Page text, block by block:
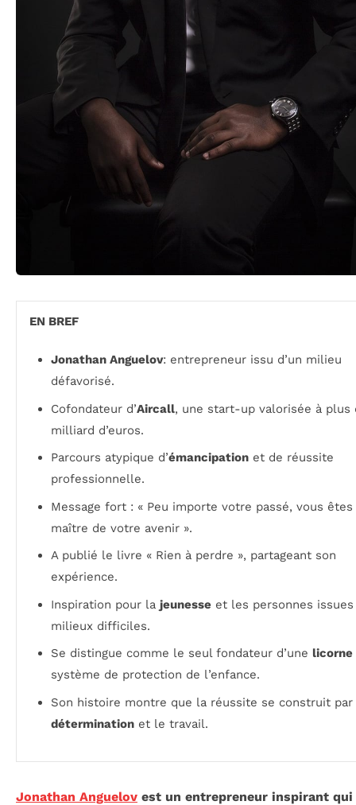
EN BREF
Jonathan Anguelov: entrepreneur issu d’un milieu
défavorisé.
Cofondateur d’Aircall, une start-up valorisée à plus
milliard d’euros.
Parcours atypique d’émancipation et de réussite
professionnelle.
Message fort : « Peu importe votre passé, vous
maître de votre avenir ».
A publié le livre « Rien à perdre », partageant son
expérience.
Inspiration pour la jeunesse et les personnes
milieux difficiles.
Se distingue comme le seul fondateur d’une licorne
système de protection de l’enfance.
Son histoire montre que la réussite se construit par
détermination et le travail.
Jonathan Anguelov est un entrepreneur inspirant qui